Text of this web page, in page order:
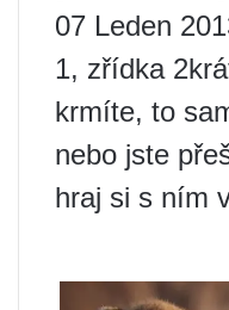
07 Leden
1, zřídka
krmíte, to
nebo jste
hraj si s ním